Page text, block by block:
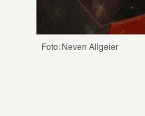
Foto: Neven Allgeier